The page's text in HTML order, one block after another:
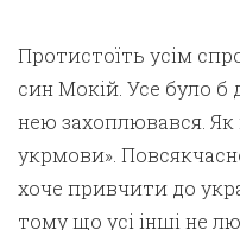
Протистоїть усім
син Мокій. Усе було б
нею захоплювався. Як
укрмови».
хоче привчити до
тому що усі інші не